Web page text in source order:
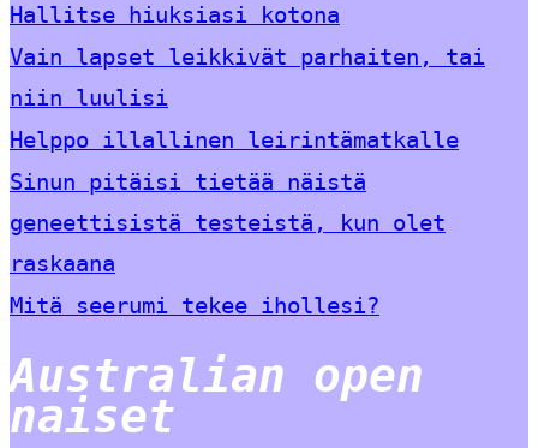
Hallitse hiuksiasi kotona
Vain lapset leikkivät parhaiten, tai
niin luulisi
Helppo illallinen leirintämatkalle
Sinun pitäisi tietää näistä
geneettisistä testeistä, kun olet
raskaana
Mitä seerumi tekee ihollesi?
Australian open
naiset